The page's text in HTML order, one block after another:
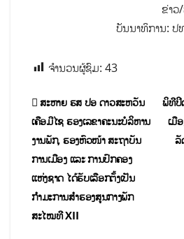
ຂ່າວ/ພາບ: ໄຊຍະ
ບັນນາທິການ: ປ
ຈຳນວນຜູ້ຊົມ: 43
ພິທີປິ
ເມື
ລັ
ສະຫາຍ ຮສ ປອ ດາວສະຫວັນ
ເຄືອມີໄຊ ຮອງເລຂາຄະນະບໍລິຫານ
ງານພັກ, ຮອງຫົວໜ້າ ສະຖາບັນ
ການເມືອງ ແລະ ການປົກຄອງ
ແຫ່ງຊາດ ໄດ້ຮັບເລືອກຕັ້ງເປັນ
ກຳມະການສຳຮອງສູນກາງພັກ
ສະໄໝທີ XII